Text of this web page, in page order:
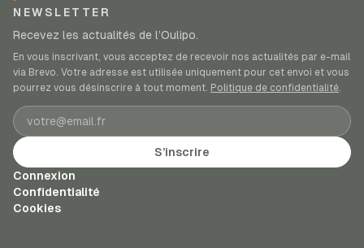
NEWSLETTER
Recevez les actualités de l’Oulipo.
En vous inscrivant, vous acceptez de recevoir nos actualités par e-mail
via Brevo. Votre adresse est utilisée uniquement pour cet envoi et vous
pourrez vous désinscrire à tout moment. Politique de confidentialité.
Adresse e-mail
S’inscrire
Connexion
Confidentialité
Cookies